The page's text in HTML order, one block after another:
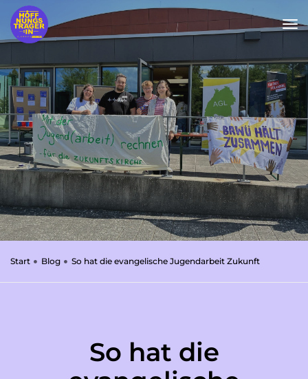
Start Blog So hat die evangelische Jugendarbeit Zukunft
So hat die